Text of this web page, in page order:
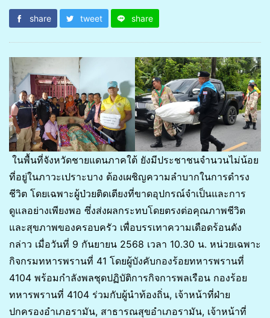
share tweet share
ในพื้นที่จังหวัดชายแดนภาคใต้ ยังมีประชาชนจำนวนไม่น้อย
ที่อยู่ในภาวะเปราะบาง ต้องเผชิญความลำบากในการดำรง
ชีวิต โดยเฉพาะผู้ป่วยติดเตียงที่ขาดอุปกรณ์จำเป็นและการ
ดูแลอย่างเพียงพอ ซึ่งส่งผลกระทบโดยตรงต่อคุณภาพชีวิต
และสุขภาพของครอบครัว เพื่อบรรเทาความเดือดร้อนดัง
กล่าว เมื่อวันที่ 9 กันยายน 2568 เวลา 10.30 น. หน่วยเฉพาะ
กิจกรมทหารพรานที่ 41 โดยผู้บังคับกองร้อยทหารพรานที่
4104 พร้อมกำลังพลชุดปฏิบัติการกิจการพลเรือน กองร้อย
ทหารพรานที่ 4104 ร่วมกับผู้นำท้องถิ่น, เจ้าหน้าที่ฝ่าย
ปกครองอำเภอรามัน, สาธารณสุขอำเภอรามัน, เจ้าหน้าที่